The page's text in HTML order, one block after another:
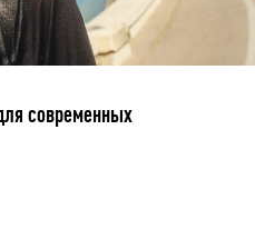
современных